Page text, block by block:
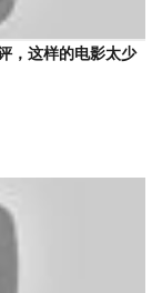
，这样的电影太少